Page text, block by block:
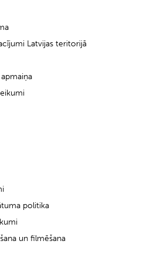
Latvijas teritorijā
politika
un filmēšana